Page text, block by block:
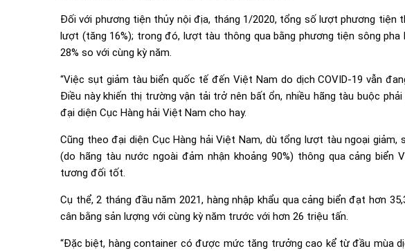
Đối với phương tiện thủy nội địa, tháng 1/2020, tổng số lượt phương tiện
lượt (tăng 16%); trong đó, lượt tàu thông qua bằng phương tiện sông
28% so với cùng kỳ năm.
“Việc sụt giảm tàu biển quốc tế đến Việt Nam do dịch COVID-19 vẫn
Điều này khiến thị trường vận tải trở nên bất ổn, nhiều hãng tàu buộc
đại diện Cục Hàng hải Việt Nam cho hay.
Cũng theo đại diện Cục Hàng hải Việt Nam, dù tổng lượt tàu ngoại giảm,
(do hãng tàu nước ngoài đảm nhận khoảng 90%) thông qua cảng biển
tương đối tốt.
Cụ thể, 2 tháng đầu năm 2021, hàng nhập khẩu qua cảng biển đạt hơn
cân bằng sản lượng với cùng kỳ năm trước với hơn 26 triệu tấn.
“Đặc biệt, hàng container có được mức tăng trưởng cao kể từ đầu mùa